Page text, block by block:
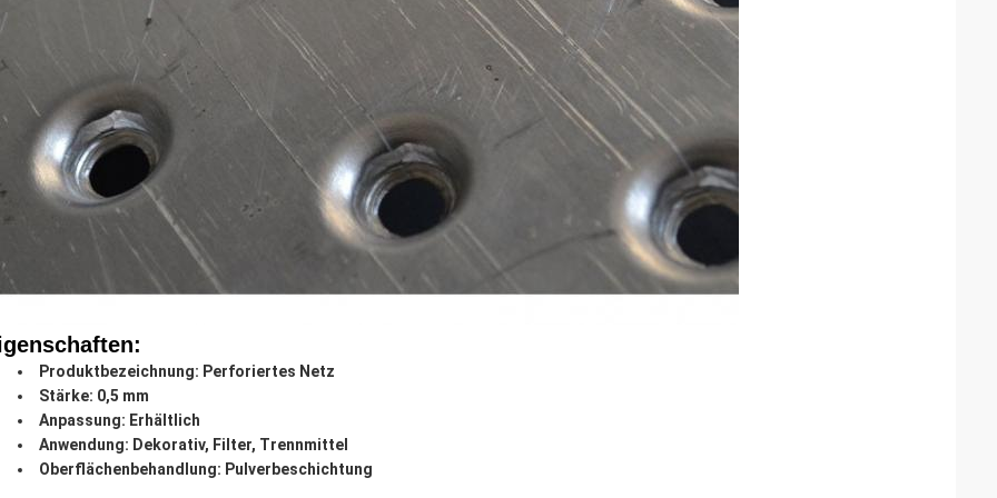
Produktbezeichnung: Perforiertes Netz
Stärke: 0,5 mm
Anpassung: Erhältlich
Anwendung: Dekorativ, Filter, Trennmittel
Oberflächenbehandlung: Pulverbeschichtung